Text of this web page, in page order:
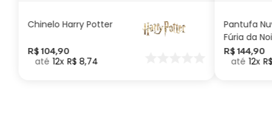
Chinelo Harry Potter
R$ 104,90
12 R$ 8,74
Pantufa
Fúria da
Como
seu Dragão
R$ 144,90
12 R$